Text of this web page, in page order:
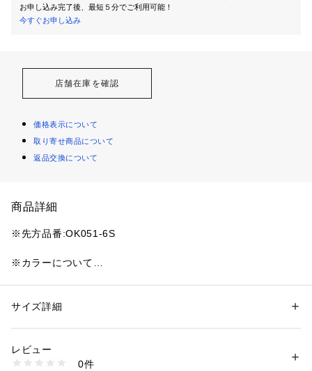
お申し込み完了後、最短５分でご利用可能！
今すぐお申し込み
店舗在庫を確認
価格表示について
取り寄せ商品について
返品交換について
商品詳細
※先方品番:OK051-6S
※カラーについて
ブランド名はNEO(ネオ)、PLANTE(プラント)による造語。
“BOTANICAL PRODUCT”をキーワードに、天然素材をベース
性別：レディース
素材：組成:レーヨン65%、分類外繊維(和紙)20%、ナイロン15% 前立
生産国：日本
洗濯：本体:ドライクリーニング
サイズ詳細
レビュー
0件